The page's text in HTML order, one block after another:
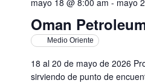
Oman
Medio Oriente
18 al 20 de mayo de 2026
sirviendo de punto de